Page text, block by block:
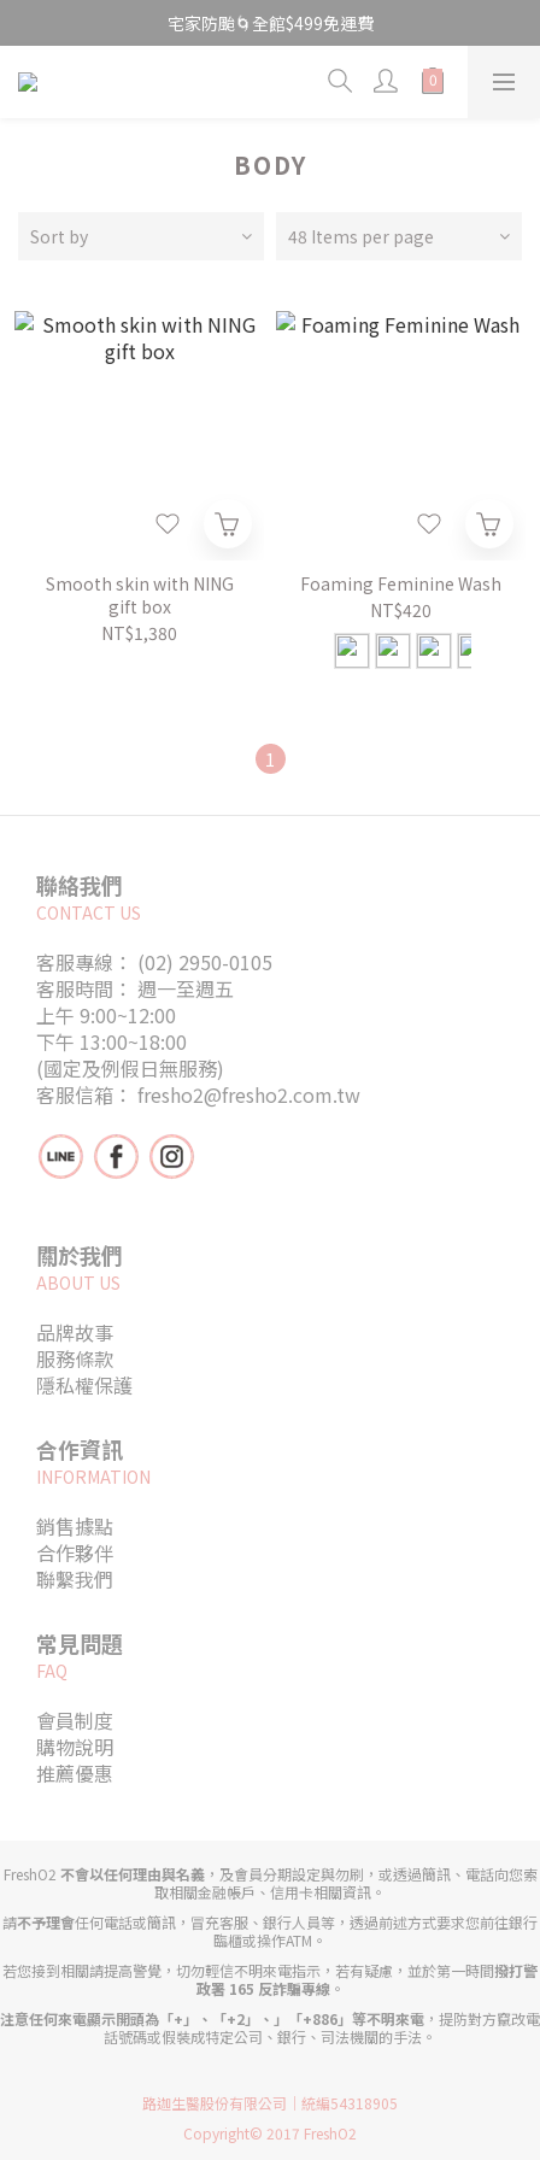
宅家防颱🌀全館$499免運費
宅家防颱🌀全館$499免運費
\ 限時快閃 / 國際唇膏日💄$199美唇開搶
BODY
Sort by 48 Items per page
Smooth skin with NING
gift box
NT$1,380
Foaming Feminine Wash
NT$420
1
聯絡我們
CONTACT US
客服專線： (02) 2950-0105
客服時間： 週一至週五
上午 9:00~12:00
下午 13:00~18:00
(國定及例假日無服務)
客服信箱： fresho2@fresho2.com.tw
關於我們
ABOUT US
品牌故事
服務條款
隱私權保護
合作資訊
INFORMATION
銷售據點
合作夥伴
聯繫我們
常見問題
FAQ
會員制度
購物說明
推薦優惠
FreshO2 不會以任何理由與名義，及會員分期設定與勿刷，或透過簡訊、電話向您索
取相關金融帳戶、信用卡相關資訊。
請不予理會任何電話或簡訊，冒充客服、銀行人員等，透過前述方式要求您前往銀行
臨櫃或操作ATM。
若您接到相關請提高警覺，切勿輕信不明來電指示，若有疑慮，並於第一時間撥打警
政署 165 反詐騙專線 。
注意任何來電顯示開頭為「+」、「+2」、」「+886」等不明來電 ，提防對方竄改電
話號碼或假裝成特定公司、銀行、司法機關的手法。
路迦生醫股份有限公司｜統編54318905
Copyright© 2017 FreshO2